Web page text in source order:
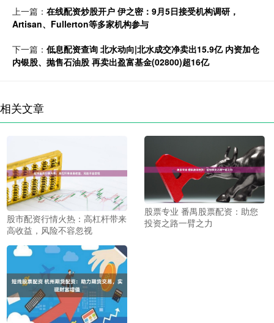
上一篇： 在线配资炒股开户 伊之密：9月5日接受机构调研，
Artisan、Fullerton等多家机构参与
下一篇： 低息配资查询 北水动向|北水成交净卖出15.9亿 内资加仓
内银股、抛售石油股 再卖出盈富基金(02800)超16亿
相关文章
股市配资行情火热：高杠杆带来
高收益，风险不容忽视
股票专业 番禺股票配资：助您
投资之路一臂之力